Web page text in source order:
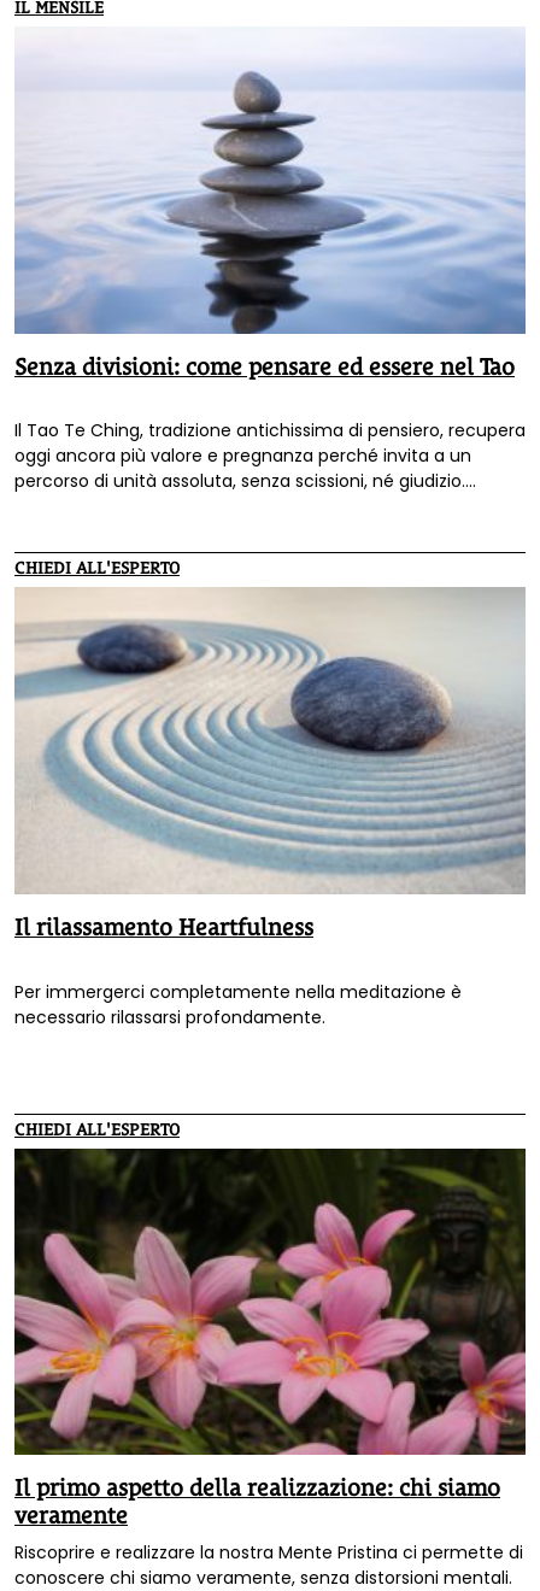
IL MENSILE
Senza divisioni: come pensare ed essere nel Tao
Il Tao Te Ching, tradizione antichissima di pensiero, recupera
oggi ancora più valore e pregnanza perché invita a un
percorso di unità assoluta, senza scissioni, né giudizio.
CHIEDI ALL'ESPERTO
Il rilassamento Heartfulness
Per immergerci completamente nella meditazione è
necessario rilassarsi profondamente.
CHIEDI ALL'ESPERTO
Il primo aspetto della realizzazione: chi siamo
veramente
Riscoprire e realizzare la nostra Mente Pristina ci permette di
conoscere chi siamo veramente, senza distorsioni mentali.